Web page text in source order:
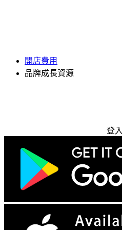
開店費用
品牌成長資源
登入